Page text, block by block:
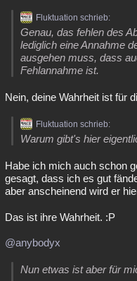
Fluktuation schrieb:
Genau, das fehlen des
lediglich eine Annahme
ausgehen muss, dass
Fehlannahme ist.
Nein, deine Wahrheit ist für
Fluktuation schrieb:
Warum gibt's hier
Habe ich mich auch schon
gesagt, dass ich es gut
aber anscheinend wird er
Das ist ihre Wahrheit. :P
@anybodyx
Nun etwas ist aber für